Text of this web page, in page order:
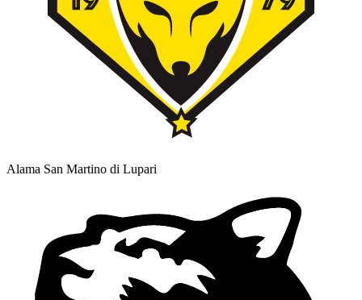
Alama San Martino di Lupari